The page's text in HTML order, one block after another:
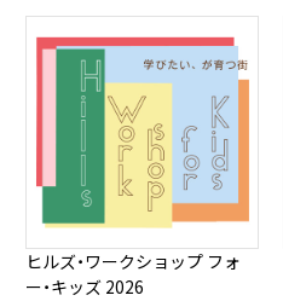
ヒルズ・ワークショップ フォ
ー・キッズ 2026